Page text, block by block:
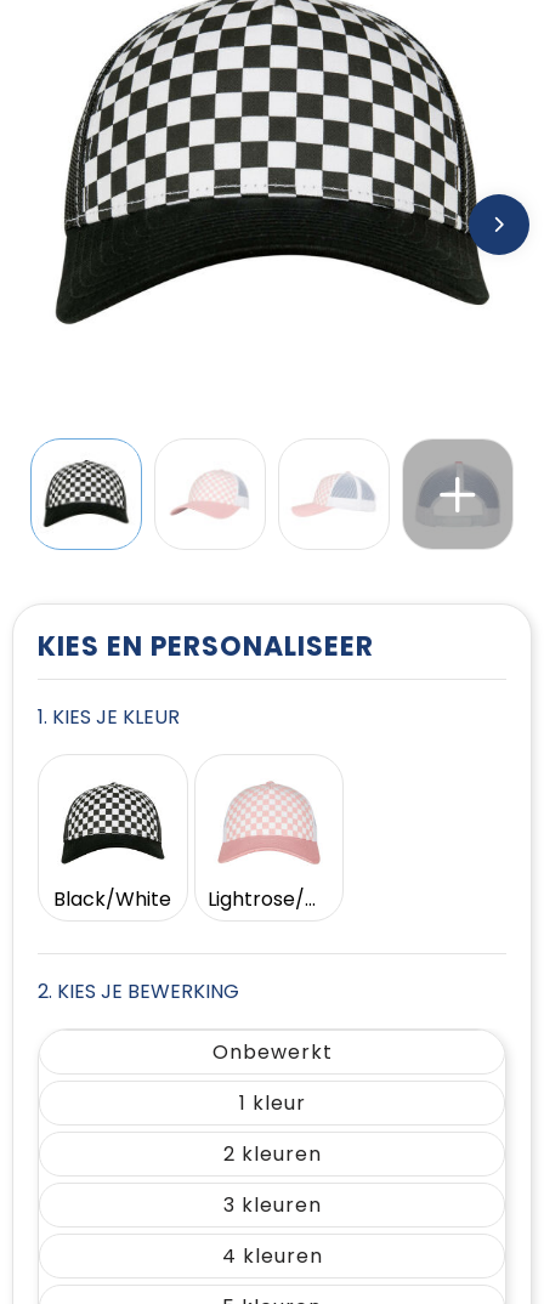
Kledingaccessoires
Ondergoed, Sokken en Nachtkleding
Overhemden
Peuters en Baby's
Polo's
Sweaters
T-Shirts
KIES EN PERSONALISEER
1. KIES JE KLEUR
Black/White Lightrose/White
2. KIES JE BEWERKING
Onbewerkt
1
2
3
4